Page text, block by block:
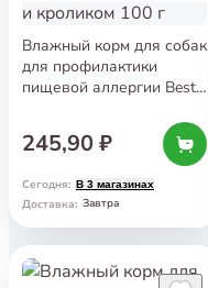
Влажный корм для собак
для профилактики
пищевой аллергии Best
Hypoallergenic Рубленое
мясо с индейкой
245,90 ₽
Сегодня: В 3 магазинах
Доставка: Завтра